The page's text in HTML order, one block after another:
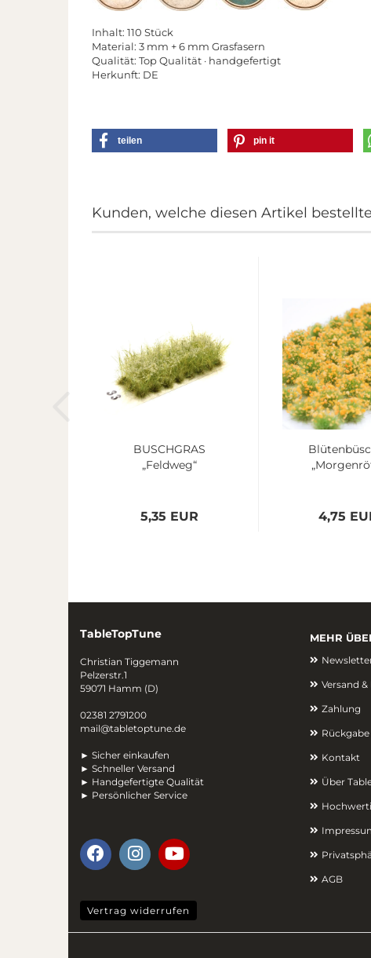
Inhalt: 110 Stück
Material: 3 mm + 6 mm Grasfasern
Qualität: Top Qualität · handgefertigt
Herkunft: DE
teilen pin it
Kunden, welche diesen Artikel
BUSCHGRAS
„Feldweg“
5,35 EUR 4,75
MEHR
Versand
Zahlung
Kontakt
Über
AGB
TableTopTune
Christian Tiggemann
Pelzerstr.1
59071 Hamm (D)
02381 2791200
mail@tabletoptune.de
► Sicher einkaufen
► Schneller Versand
► Handgefertigte Qualität
► Persönlicher Service
Vertrag widerrufen